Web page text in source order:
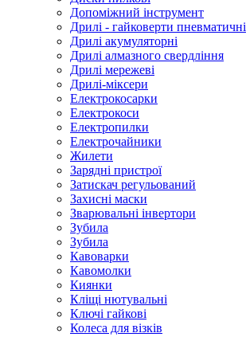
Допоміжний інструмент
Дрилі - гайковерти пневматичні
Дрилі акумуляторні
Дрилі алмазного свердління
Дрилі мережеві
Дрилі-міксери
Електрокосарки
Електрокоси
Електропилки
Електрочайники
Жилети
Зарядні пристрої
Затискач регульований
Захисні маски
Зварювальні інвертори
Зубила
Зубила
Кавоварки
Кавомолки
Киянки
Кліщі нютувальні
Ключі гайкові
Колеса для візків